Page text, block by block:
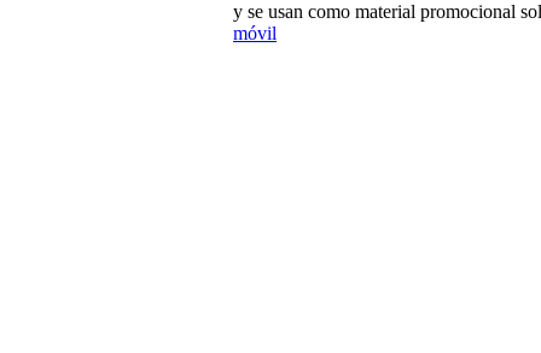
y se usan como material promocional
móvil